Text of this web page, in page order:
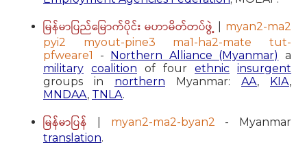
မြန်မာပြည်မြောက်ပိုင်း မဟာမိတ်တပ်ဖွဲ့
myan2-ma2
pyi2 myout-pine3 ma1-ha2-mate tut-
pfweare1
- Northern Alliance (Myanmar)
a
military coalition of four ethnic insurgent
groups in northern Myanmar: AA, KIA,
MNDAA, TNLA.
မြန်မာပြန် myan2-ma2-byan2 - Myanmar
translation.